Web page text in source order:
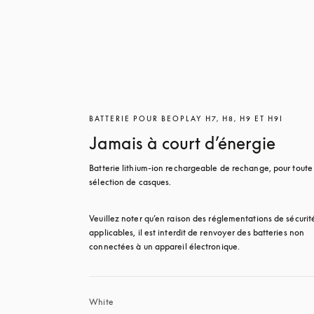
BATTERIE POUR BEOPLAY H7, H8, H9 ET H9I
Jamais à court d’énergie
Batterie lithium-ion rechargeable de rechange, pour toute
sélection de casques.
Veuillez noter qu’en raison des réglementations de
applicables, il est interdit de renvoyer des batteries non
connectées à un appareil électronique.
White